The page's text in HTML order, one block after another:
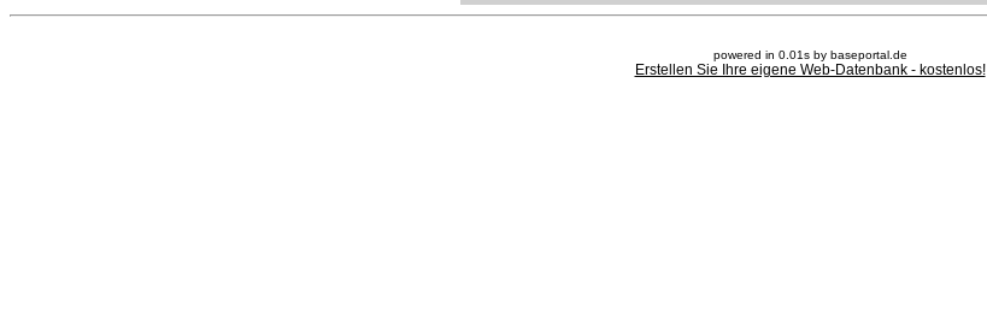
powered in 0.01s by baseportal.de
Erstellen Sie Ihre eigene Web-Datenbank - kostenlos!